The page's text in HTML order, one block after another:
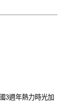
3週年熱力時光加